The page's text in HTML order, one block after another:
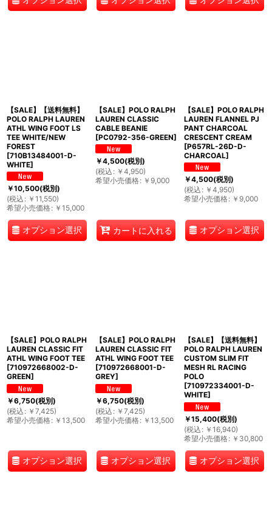
【SALE】【送料無料】
POLO RALPH LAUREN
ATHL WING FOOT LS
TEE WHITE/NEW
FOREST
[710B13484001-D-
WHITE]
￥10,500(税別)
(税込 : ￥ 11,550)
希望小売価格: ￥ 15,000
オプション選択
【SALE】POLO RALPH
LAUREN CLASSIC
CABLE BEANIE
[PC0792-356-GREEN]
￥4,500(税別)
(税込 : ￥ 4,950)
希望小売価格: ￥ 9,000
カートに入れる
【SALE】POLO RALPH
LAUREN FLANNEL PJ
PANT CHARCOAL
CRESCENT CREAM
[P657RL-26D-D-
CHARCOAL]
￥4,500(税別)
(税込 : ￥ 4,950)
希望小売価格: ￥ 9,000
オプション選択
【SALE】POLO RALPH
LAUREN CLASSIC FIT
ATHL WING FOOT TEE
[710972668002-D-
GREEN]
￥6,750(税別)
(税込 : ￥ 7,425)
希望小売価格: ￥ 13,500
オプション選択
【SALE】POLO RALPH
LAUREN CLASSIC FIT
ATHL WING FOOT TEE
[710972668001-D-
GREY]
￥6,750(税別)
(税込 : ￥ 7,425)
希望小売価格: ￥ 13,500
オプション選択
【SALE】【送料無料】
POLO RALPH LAUREN
CUSTOM SLIM FIT
MESH RL RACING
POLO
[710972334001-D-
WHITE]
￥15,400(税別)
(税込 : ￥ 16,940)
希望小売価格: ￥ 30,800
オプション選択